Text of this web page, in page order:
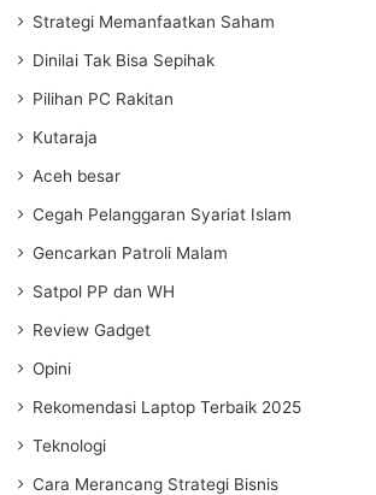
Strategi Memanfaatkan Saham
Dinilai Tak Bisa Sepihak
Pilihan PC Rakitan
Kutaraja
Aceh besar
Cegah Pelanggaran Syariat Islam
Gencarkan Patroli Malam
Satpol PP dan WH
Review Gadget
Opini
Rekomendasi Laptop Terbaik 2025
Teknologi
Cara Merancang Strategi Bisnis